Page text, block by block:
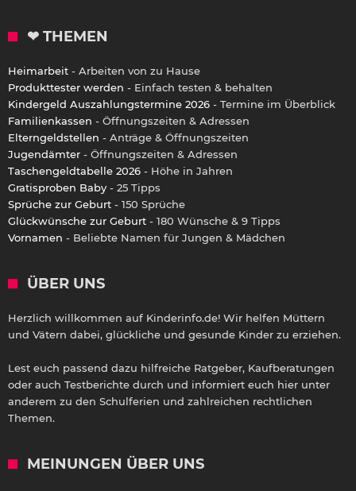
❤ THEMEN
Heimarbeit - Arbeiten von zu Hause
Produkttester werden - Einfach testen & behalten
Kindergeld Auszahlungstermine 2026 - Termine im Überblick
Familienkassen - Öffnungszeiten & Adressen
Elterngeldstellen - Anträge & Öffnungszeiten
Jugendämter - Öffnungszeiten & Adressen
Taschengeldtabelle 2026 - Höhe in Jahren
Gratisproben Baby - 25 Tipps
Sprüche zur Geburt - 150 Sprüche
Glückwünsche zur Geburt - 180 Wünsche & 9 Tipps
Vornamen - Beliebte Namen für Jungen & Mädchen
ÜBER UNS
Herzlich willkommen auf Kinderinfo.de! Wir helfen Müttern
und Vätern dabei, glückliche und gesunde Kinder zu erziehen.
Lest euch passend dazu hilfreiche Ratgeber, Kaufberatungen
oder auch Testberichte durch und informiert euch hier unter
anderem zu den Schulferien und zahlreichen rechtlichen
Themen.
MEINUNGEN ÜBER UNS